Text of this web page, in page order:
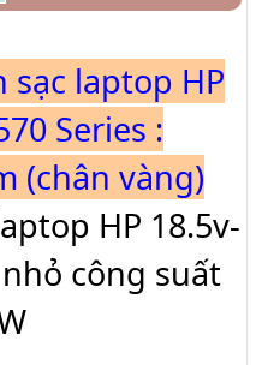
sạc laptop HP
Series :
(chân vàng)